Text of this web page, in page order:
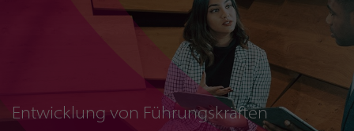
Entwicklung von Führungskräften